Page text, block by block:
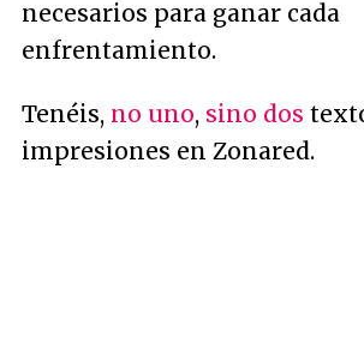
necesarios para ganar cada
enfrentamiento.
Tenéis, no uno, sino dos
impresiones en Zonared.